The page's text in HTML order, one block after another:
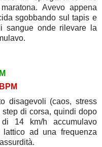
Avevo appena
sgobbando sul tapis e
sangue onde rilevare la
disagevoli (caos, stress
di corsa, quindi dopo
14 km/h accumulavo
ad una frequenza